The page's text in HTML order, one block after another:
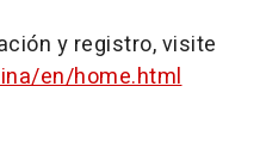
y registro, visite
en/home.html